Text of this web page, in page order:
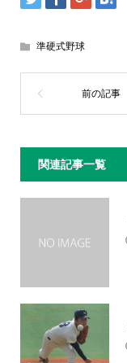
準硬式野球
関連記事一覧